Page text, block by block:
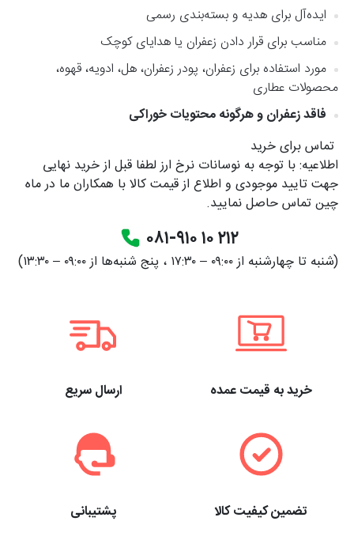
ایده‌آل برای هدیه و بسته‌بندی رسمی
مناسب برای قرار دادن زعفران یا هدایای کوچک
مورد استفاده برای زعفران، پودر زعفران، هل، ادویه، قهوه،
محصولات عطاری
فاقد زعفران و هرگونه محتویات خوراکی
تماس برای خرید
اطلاعیه: با توجه به نوسانات نرخ ارز لطفا قبل از خرید نهایی
جهت تایید موجودی و اطلاع از قیمت کالا با همکاران ما در ماه
چین تماس حاصل نمایید.
۰۸۱-۹۱۰ ۱۰ ۲۱۲
(شنبه تا چهارشنبه از ۰۹:۰۰ – ۱۷:۳۰ ، پنج شنبه‌ها از ۰۹:۰۰ – ۱۳:۳۰)
خرید به قیمت عمده ارسال سریع
تضمین کیفیت کالا پشتیبانی